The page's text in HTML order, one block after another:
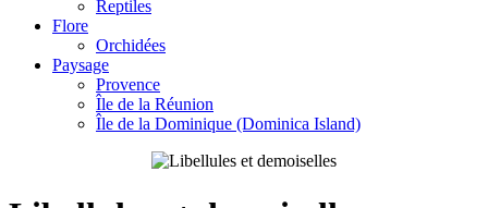
Reptiles
Flore
Orchidées
Paysage
Provence
Île de la Réunion
Île de la Dominique (Dominica Island)